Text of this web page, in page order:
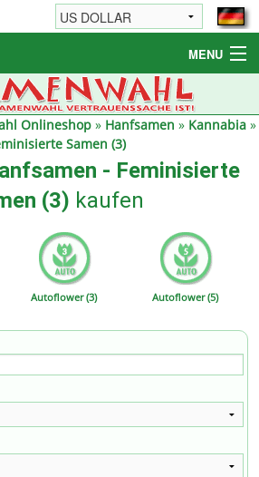
MENU
Onlineshop» Hanfsamen » Kannabia»
Samen (3)
- Feminisierte
(3) kaufen
Autoflower (3) Autoflower (5)